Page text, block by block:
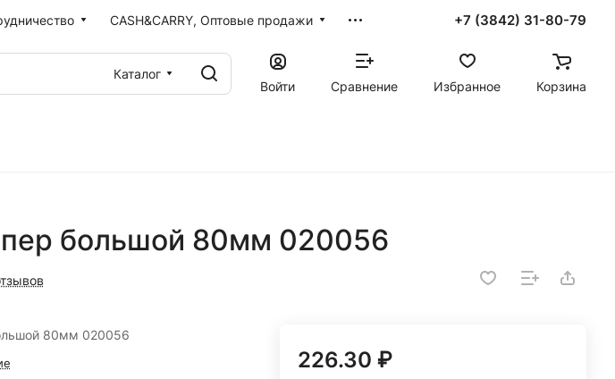
CASH&CARRY, Оптовые продажи +7 (3842) 31-80-79
Каталог
Войти
Сравнение Избранное Корзина
большой 80мм 020056
80мм 020056
226.30 ₽